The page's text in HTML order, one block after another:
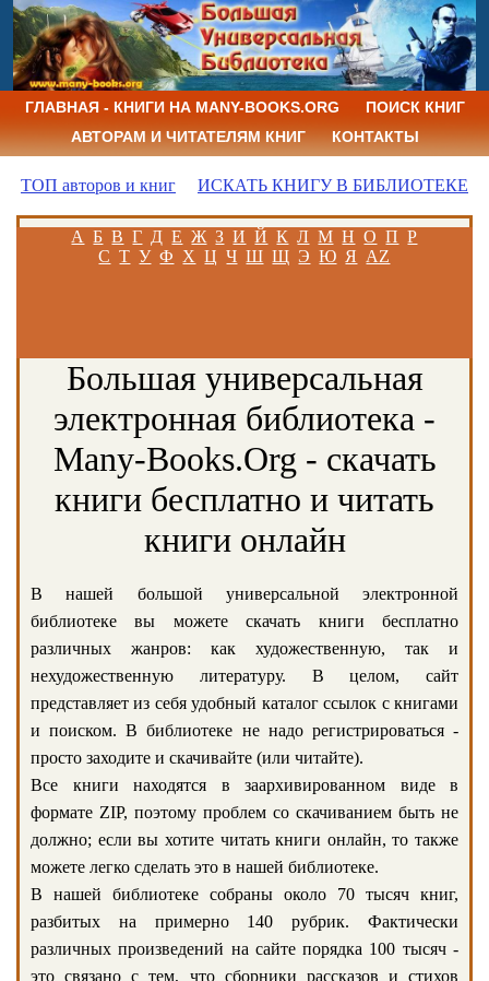
ГЛАВНАЯ - КНИГИ НА MANY-BOOKS.ORG
ПОИСК КНИГ
АВТОРАМ И ЧИТАТЕЛЯМ КНИГ
КОНТАКТЫ
ТОП авторов и книг ИСКАТЬ КНИГУ В БИБЛИОТЕКЕ
А Б В Г Д Е Ж З И Й К Л М Н О П Р
С Т У Ф Х Ц Ч Ш Щ Э Ю Я AZ
Большая универсальная
электронная библиотека -
Many-Books.Org - скачать
книги бесплатно и читать
книги онлайн
В нашей большой универсальной электронной
библиотеке вы можете скачать книги бесплатно
различных жанров: как художественную, так и
нехудожественную литературу. В целом, сайт
представляет из себя удобный каталог ссылок с книгами
и поиском. В библиотеке не надо регистрироваться -
просто заходите и скачивайте (или читайте).
Все книги находятся в заархивированном виде в
формате ZIP, поэтому проблем со скачиванием быть не
должно; если вы хотите читать книги онлайн, то также
можете легко сделать это в нашей библиотеке.
В нашей библиотеке собраны около 70 тысяч книг,
разбитых на примерно 140 рубрик. Фактически
различных произведений на сайте порядка 100 тысяч -
это связано с тем, что сборники рассказов и стихов